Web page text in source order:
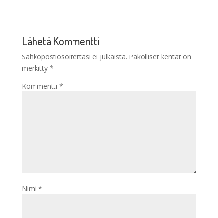
Lähetä Kommentti
Sähköpostiosoitettasi ei julkaista. Pakolliset kentät on
merkitty *
Kommentti *
Nimi *